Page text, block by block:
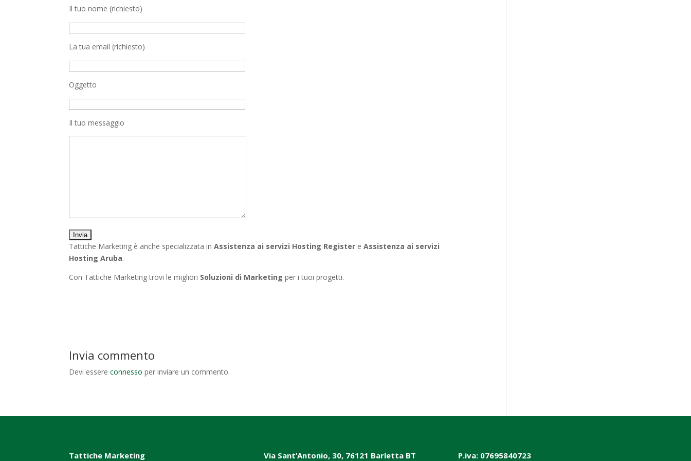
Il tuo nome (richiesto)
La tua email (richiesto)
Oggetto
Il tuo messaggio
Tattiche Marketing è anche specializzata in Assistenza ai servizi Hosting Register eAssistenza ai servizi
Hosting Aruba.
Con Tattiche Marketing trovi le migliori Soluzioni di Marketing per i tuoi progetti.
Invia commento
Devi essereconnesso per inviare un commento.
Tattiche Marketing Via Sant’Antonio, 30, 76121 Barletta BT P.iva: 07695840723